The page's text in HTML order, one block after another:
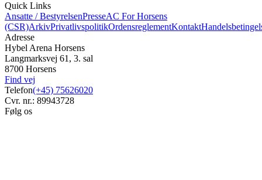
Quick Links
Ansatte / BestyrelsenPresseAC For Horsens
(CSR)ArkivPrivatlivspolitikOrdensreglementKontakt
Adresse
Hybel Arena Horsens
Langmarksvej 61, 3. sal
8700 Horsens
Find vej
Telefon(+45) 75626020
Cvr. nr.: 89943728
Følg os